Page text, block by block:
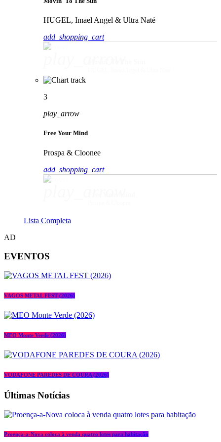
HUGEL, Imael Angel & Ultra Naté
add_shopping_cart
3
play_arrow
Free Your Mind
Prospa & Cloonee
add_shopping_cart
Lista Completa
AD
EVENTOS
VAGOS METAL FEST (2026)
MEO Monte Verde (2026)
VODAFONE PAREDES DE COURA (2026)
Últimas Notícias
Proença-a-Nova coloca à venda quatro lotes para habitação